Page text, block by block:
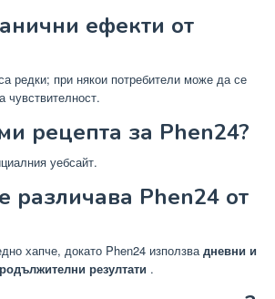
ефекти от
редки; при някои потребители може да се
чувствителност.
рецепта за Phen24?
уебсайт.
различава Phen24 от
хапче, докато Phen24 използва дневни и
резултати .